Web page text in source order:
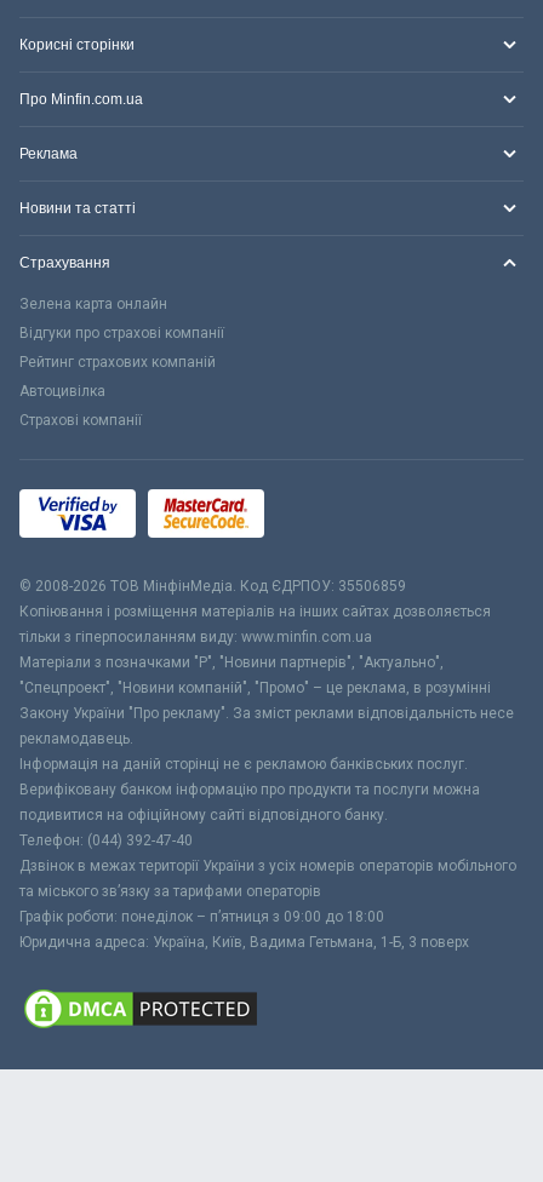
Корисні сторінки
Про Minfin.com.ua
Реклама
Новини та статті
Страхування
Зелена карта онлайн
Відгуки про страхові компанії
Рейтинг страхових компаній
Автоцивілка
Страхові компанії
© 2008-2026 ТОВ МiнфiнМедiа. Код ЄДРПОУ: 35506859
Копіювання і розміщення матеріалів на інших сайтах дозволяється
тільки з гіперпосиланням виду: www.minfin.com.ua
Матеріали з позначками "Р", "Новини партнерів", "Актуально",
"Спецпроект", "Новини компаній", "Промо" – це реклама, в розумінні
Закону України "Про рекламу". За зміст реклами відповідальність несе
рекламодавець.
Інформація на даній сторінці не є рекламою банківських послуг.
Верифіковану банком інформацію про продукти та послуги можна
подивитися на офіційному сайті відповідного банку.
Телефон: (044) 392-47-40
Дзвінок в межах території України з усіх номерів операторів мобільного
та міського зв’язку за тарифами операторів
Графік роботи: понеділок – п’ятниця з 09:00 до 18:00
Юридична адреса: Україна, Київ, Вадима Гетьмана, 1-Б, 3 поверх